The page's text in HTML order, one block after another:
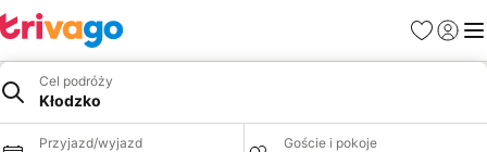
Ulubione
Cel podróży
Kłodzko
Przyjazd/wyjazd Goście i pokoje